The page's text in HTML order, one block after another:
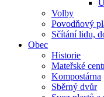
Volby
Povodňový
Sčítání lidu,
Obec
Historie
Mateřské
Kompostárna
Sběrný dvůr